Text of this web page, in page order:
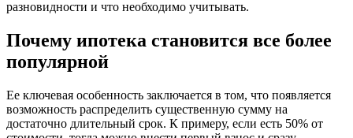
разновидности и что необходимо учитывать.
Почему ипотека становится все более
популярной
Ее ключевая особенность заключается в том, что появляется
возможность распределить существенную сумму на
достаточно длительный срок. К примеру, если есть 50% от